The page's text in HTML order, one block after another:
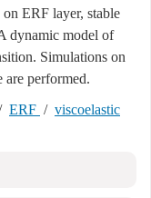
ERF layer, stable
dynamic model of
Simulations on
are performed.
ERF / viscoelastic